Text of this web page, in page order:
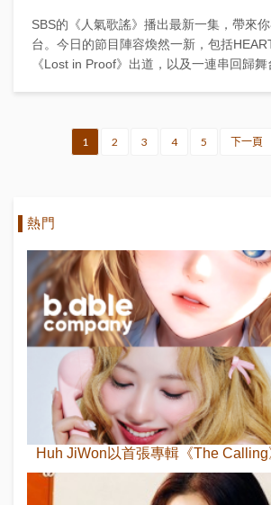
SBS的《人氣歌謠》播出最新一集，帶來
台。今日的節目陣容煥然一新，包括
《Lost in Proof》出道，以及一連串回歸舞
1 2 3 4 5 下一頁
熱門
Huh JiWon以首張專輯《The